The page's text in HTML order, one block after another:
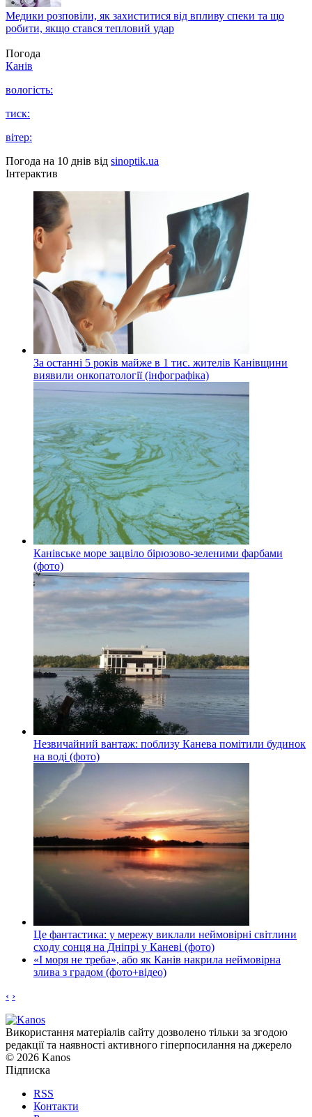
Медики розповіли, як захиститися від впливу спеки та що
робити, якщо стався тепловий удар
Погода
Канів
вологість:
тиск:
вітер:
Погода на 10 днів від sinoptik.ua
Інтерактив
За останні 5 років майже в 1 тис. жителів Канівщини
виявили онкопатології (інфографіка)
Канівське море зацвіло бірюзово-зеленими фарбами
(фото)
Незвичайний вантаж: поблизу Канева помітили будинок
на воді (фото)
Це фантастика: у мережу виклали неймовірні світлини
сходу сонця на Дніпрі у Каневі (фото)
«І моря не треба», або як Канів накрила неймовірна
злива з градом (фото+відео)
‹ ›
Використання матеріалів сайту дозволено тільки за згодою
редакції та наявності активного гіперпосилання на джерело
© 2026 Kanos
Підписка
RSS
Контакти